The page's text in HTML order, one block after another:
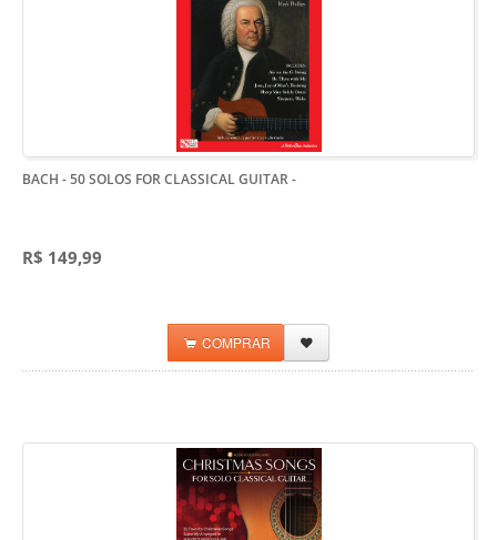
BACH - 50 SOLOS FOR CLASSICAL GUITAR-
R$ 149,99
COMPRAR